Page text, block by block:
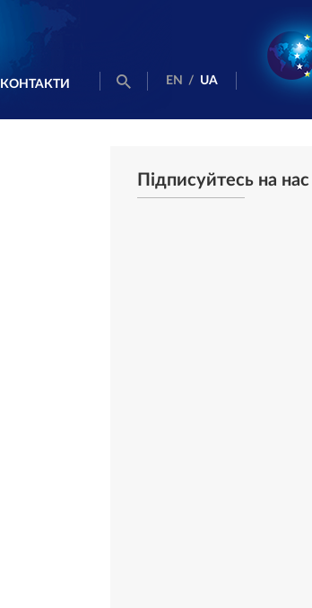
КОНТАКТИ EN / UA
Підписуйтесь на нас